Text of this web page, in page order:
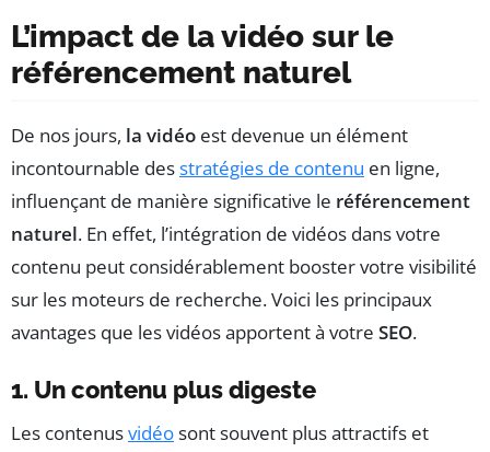
L’impact de la vidéo sur le
référencement naturel
De nos jours, la vidéo est devenue un élément
incontournable desstratégies de contenu en ligne,
influençant de manière significative le référencement
naturel. En effet, l’intégration de vidéos dans votre
contenu peut considérablement booster votre visibilité
sur les moteurs de recherche. Voici les principaux
avantages que les vidéos apportent à votre SEO.
1. Un contenu plus digeste
Les contenusvidéosont souvent plus attractifs et